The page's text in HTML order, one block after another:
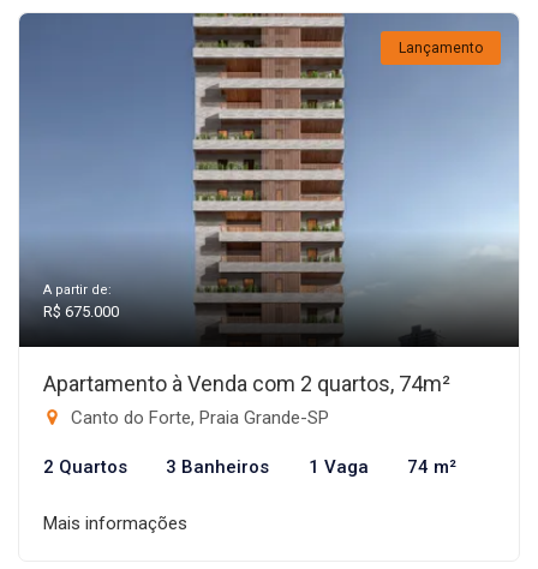
Lançamento
A partir de:
R$ 675.000
Apartamento à Venda com 2 quartos, 74m²
Canto do Forte, Praia Grande-SP
2 Quartos 3 Banheiros 1 Vaga 74 m²
Mais informações